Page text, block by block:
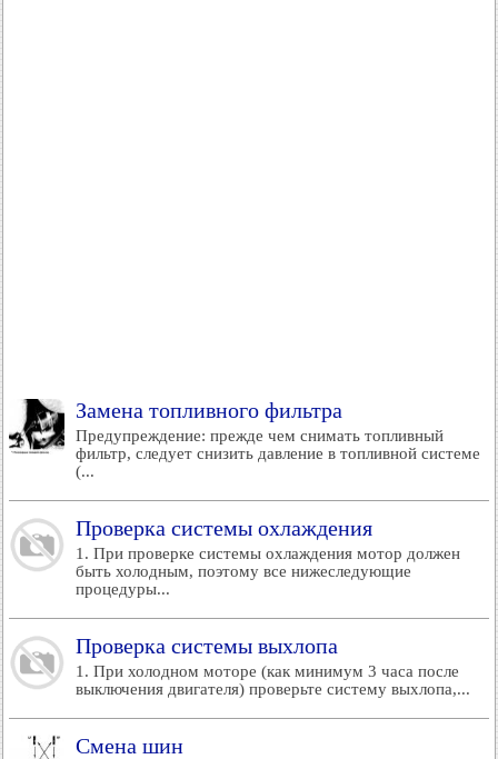
Замена топливного фильтра
Предупреждение: прежде чем снимать топливный
фильтр, следует снизить давление в топливной системе
(...
Проверка системы охлаждения
1. При проверке системы охлаждения мотор должен
быть холодным, поэтому все нижеследующие
процедуры...
Проверка системы выхлопа
1. При холодном моторе (как минимум 3 часа после
выключения двигателя) проверьте систему выхлопа,...
Смена шин